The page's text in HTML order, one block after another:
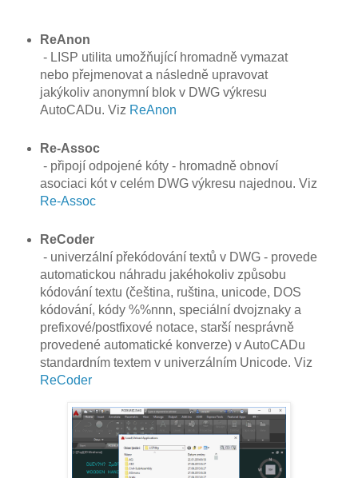
ReAnon
- LISP utilita umožňující hromadně vymazat
nebo přejmenovat a následně upravovat
jakýkoliv anonymní blok v DWG výkresu
AutoCADu. Viz ReAnon
Re-Assoc
- připojí odpojené kóty - hromadně obnoví
asociaci kót v celém DWG výkresu najednou. Viz
Re-Assoc
ReCoder
- univerzální překódování textů v DWG - provede
automatickou náhradu jakéhokoliv způsobu
kódování textu (čeština, ruština, unicode, DOS
kódování, kódy %%nnn, speciální dvojznaky a
prefixové/postfixové notace, starší nesprávně
provedené automatické konverze) v AutoCADu
standardním textem v univerzálním Unicode. Viz
ReCoder